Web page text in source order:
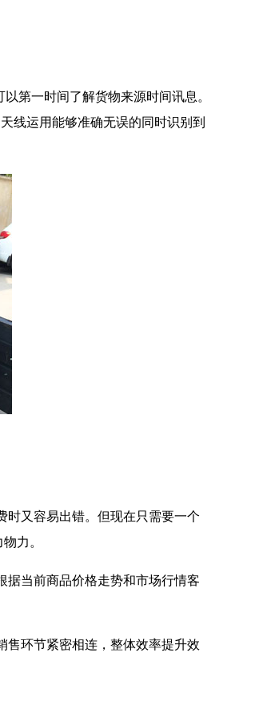
第一时间了解货物来源时间讯息。
线运用能够准确无误的同时识别到
时又容易出错。但现在只需要一个
力。
据当前商品价格走势和市场行情客
售环节紧密相连，整体效率提升效